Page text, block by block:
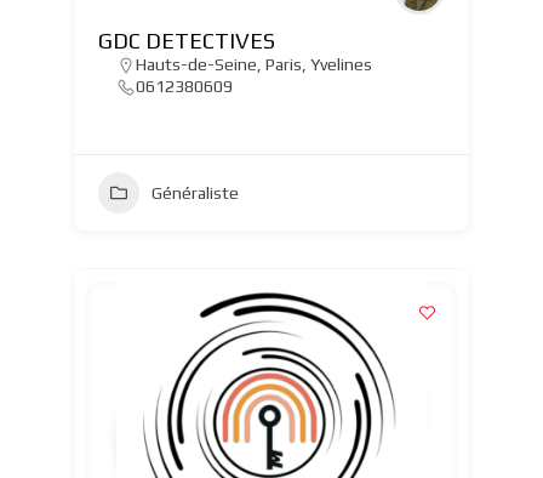
GDC DETECTIVES
Hauts-de-Seine Paris Yvelines
0612380609
Généraliste